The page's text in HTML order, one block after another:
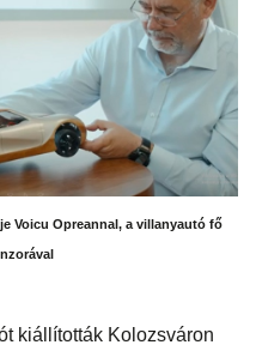
Voicu Opreannal, a villanyautó fő
kiállították Kolozsváron